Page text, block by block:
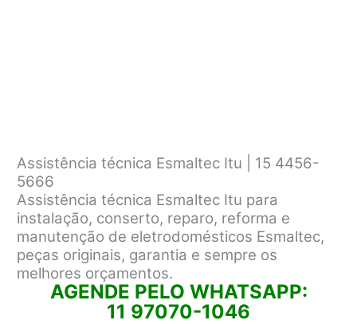
Assistência técnica Esmaltec Itu | 15 4456-
5666
Assistência técnica Esmaltec Itu para
instalação, conserto, reparo, reforma e
manutenção de eletrodomésticos Esmaltec,
peças originais, garantia e sempre os
melhores orçamentos.
AGENDE PELO WHATSAPP:
11 97070-1046